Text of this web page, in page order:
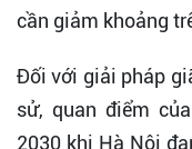
cần giảm khoảng
Đối với giải pháp
sử, quan điểm
2030 khi Hà Nội